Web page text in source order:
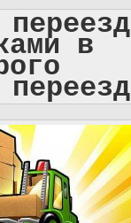
переезд
в
переезд